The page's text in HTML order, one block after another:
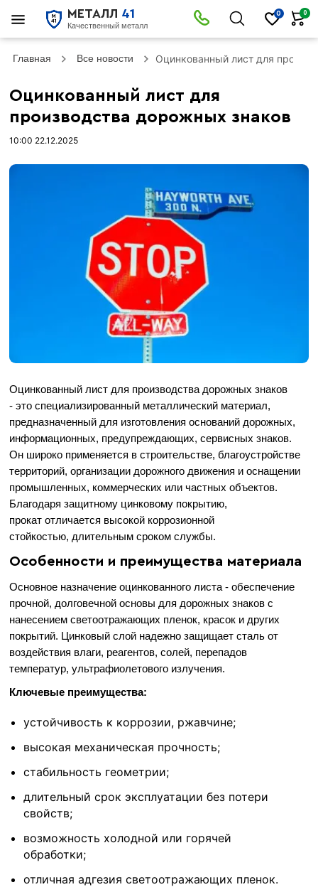
МЕТАЛЛ 41
Качественный металл
0 0
Главная Все новости Оцинкованный лист для
Оцинкованный лист для
производства дорожных знаков
10:00 22.12.2025
Оцинкованный лист для производства дорожных знаков
- это специализированный металлический материал,
предназначенный для изготовления оснований дорожных,
информационных, предупреждающих, сервисных знаков.
Он широко применяется в строительстве, благоустройстве
территорий, организации дорожного движения и оснащении
промышленных, коммерческих или частных объектов.
Благодаря защитному цинковому покрытию,
прокат отличается высокой коррозионной
стойкостью, длительным сроком службы.
Особенности и преимущества материала
Основное назначение оцинкованного листа - обеспечение
прочной, долговечной основы для дорожных знаков с
нанесением светоотражающих пленок, красок и других
покрытий. Цинковый слой надежно защищает сталь от
воздействия влаги, реагентов, солей, перепадов
температур, ультрафиолетового излучения.
Ключевые преимущества:
устойчивость к коррозии, ржавчине;
высокая механическая прочность;
стабильность геометрии;
длительный срок эксплуатации без потери
свойств;
возможность холодной или горячей
обработки;
отличная адгезия светоотражающих пленок.